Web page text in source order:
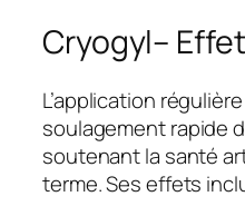
Cryogyl–
L’application
soulagement rapide
soutenant la santé
terme. Ses effets